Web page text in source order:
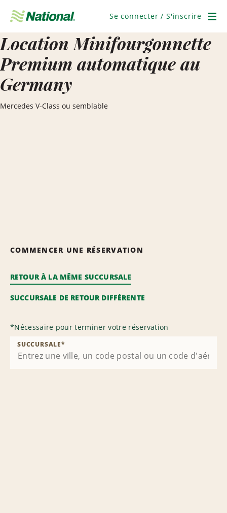
navigation
Se connecter / S'inscrire
Location Minifourgonnette
Premium automatique au
Germany
Mercedes V-Class ou semblable
COMMENCER UNE RÉSERVATION
RETOUR À LA MÊME SUCCURSALE
SUCCURSALE DE RETOUR DIFFÉRENTE
*Nécessaire pour terminer votre réservation
SUCCURSALE*